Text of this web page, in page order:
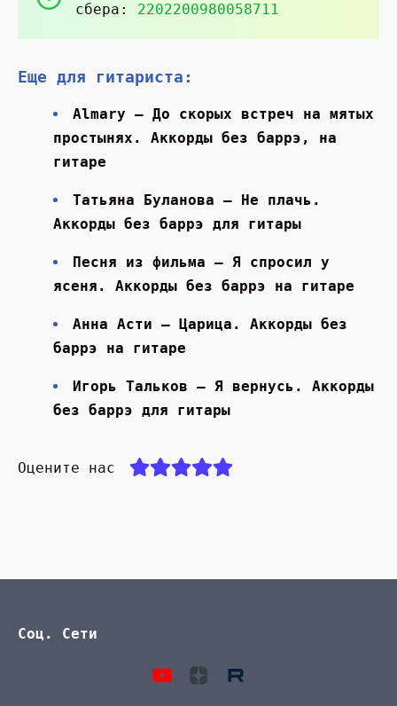
сбера: 2202200980058711
Еще для гитариста:
Almary — До скорых встреч на мятых
простынях. Аккорды без баррэ, на
гитаре
Татьяна Буланова — Не плачь.
Аккорды без баррэ для гитары
Песня из фильма — Я спросил у
ясеня. Аккорды без баррэ на гитаре
Анна Асти — Царица. Аккорды без
баррэ на гитаре
Игорь Тальков — Я вернусь. Аккорды
без баррэ для гитары
Оцените нас
Соц. Сети